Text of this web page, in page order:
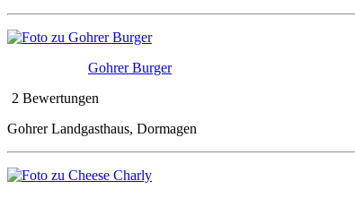
Gohrer Burger
2 Bewertungen
Gohrer Landgasthaus, Dormagen